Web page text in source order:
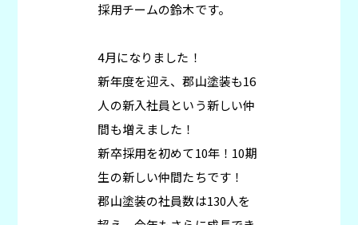
採用チームの鈴木です。
4月になりました！
新年度を迎え、郡山塗装も16
人の新入社員という新しい仲
間も増えました！
新卒採用を初めて10年！10期
生の新しい仲間たちです！
郡山塗装の社員数は130人を